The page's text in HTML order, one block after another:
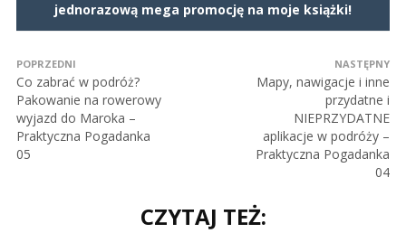
jednorazową mega promocję na moje książki!
POPRZEDNI
Co zabrać w podróż?
Pakowanie na rowerowy
wyjazd do Maroka –
Praktyczna Pogadanka
05
NASTĘPNY
Mapy, nawigacje i inne
przydatne i
NIEPRZYDATNE
aplikacje w podróży –
Praktyczna Pogadanka
04
CZYTAJ TEŻ: